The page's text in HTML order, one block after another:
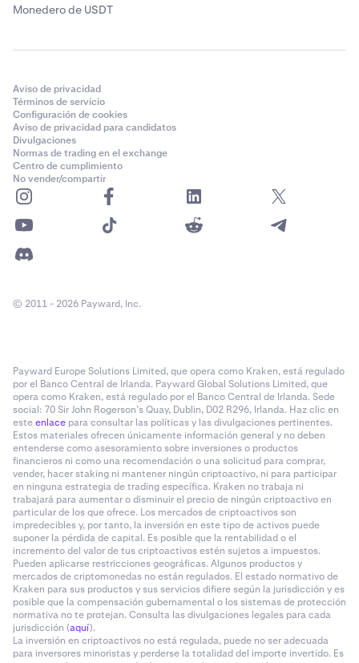
Monedero de USDT
Aviso de privacidad
Términos de servicio
Configuración de cookies
Aviso de privacidad para candidatos
Divulgaciones
Normas de trading en el exchange
Centro de cumplimiento
No vender/compartir
© 2011 - 2026 Payward, Inc.
Payward Europe Solutions Limited, que opera como Kraken, está regulado
por el Banco Central de Irlanda. Payward Global Solutions Limited, que
opera como Kraken, está regulado por el Banco Central de Irlanda. Sede
social: 70 Sir John Rogerson’s Quay, Dublin, D02 R296, Irlanda. Haz clic en
esteenlace para consultar las políticas y las divulgaciones pertinentes.
Estos materiales ofrecen únicamente información general y no deben
entenderse como asesoramiento sobre inversiones o productos
financieros ni como una recomendación o una solicitud para comprar,
vender, hacer staking ni mantener ningún criptoactivo, ni para participar
en ninguna estrategia de trading específica. Kraken no trabaja ni
trabajará para aumentar o disminuir el precio de ningún criptoactivo en
particular de los que ofrece. Los mercados de criptoactivos son
impredecibles y, por tanto, la inversión en este tipo de activos puede
suponer la pérdida de capital. Es posible que la rentabilidad o el
incremento del valor de tus criptoactivos estén sujetos a impuestos.
Pueden aplicarse restricciones geográficas. Algunos productos y
mercados de criptomonedas no están regulados. El estado normativo de
Kraken para sus productos y sus servicios difiere según la jurisdicción y es
posible que la compensación gubernamental o los sistemas de protección
normativa no te protejan. Consulta las divulgaciones legales para cada
jurisdicción (aquí).
La inversión en criptoactivos no está regulada, puede no ser adecuada
para inversores minoristas y perderse la totalidad del importe invertido. Es